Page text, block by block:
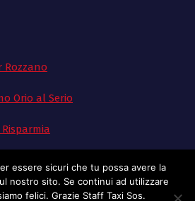
Rozzano
Orio al Serio
essere sicuri che tu possa avere la
nostro sito. Se continui ad utilizzare
felici. Grazie Staff Taxi Sos.